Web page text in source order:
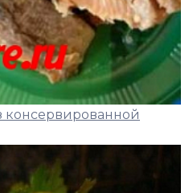
консервированной